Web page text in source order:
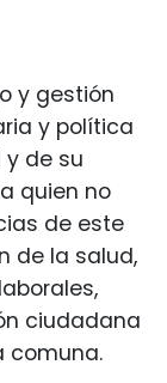
y gestión
y política
de su
quien no
de este
de la salud,
ciudadana
comuna.